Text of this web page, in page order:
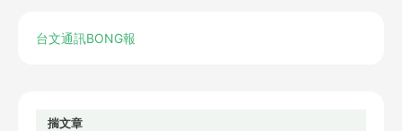
台文通訊BONG報
揣文章